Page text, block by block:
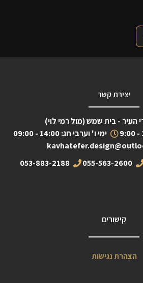
יצירת קשר
העיר - בית שמש (מול רמי לוי)
ימי ו' וערבי חג: 14:00 - 09:00
055-563-2600
053-883-2188
קישורים
הצהרת נגישות